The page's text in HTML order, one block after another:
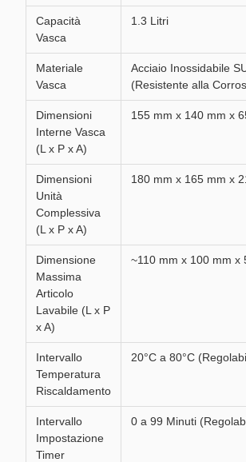
Capacità
Vasca
1.3 Litri
Materiale
Vasca
Acciaio Inossidabile
(Resistente alla
Dimensioni
Interne Vasca
(L x P x A)
155 mm x 140 mm x
Dimensioni
Unità
Complessiva
(L x P x A)
180 mm x 165 mm x
Dimensione
Massima
Articolo
Lavabile (L x P
x A)
~110 mm x 100 mm x
Intervallo
Temperatura
Riscaldamento
20°C a 80°C
Intervallo
Impostazione
Timer
0 a 99 Minuti